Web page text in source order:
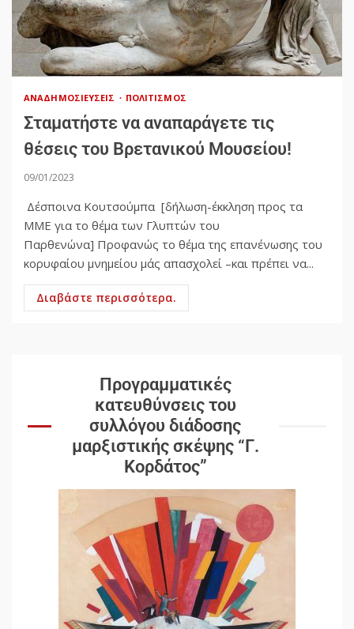
ΑΝΑΔΗΜΟΣΙΕΎΣΕΙΣ ΠΟΛΙΤΙΣΜΌΣ
Σταματήστε να αναπαράγετε τις
θέσεις του Βρετανικού Μουσείου!
09/01/2023
Δέσποινα Κουτσούμπα [δήλωση-έκκληση προς τα
ΜΜΕ για το θέμα των Γλυπτών του
Παρθενώνα] Προφανώς το θέμα της επανένωσης του
κορυφαίου μνημείου μάς απασχολεί –και πρέπει να...
Διαβάστε περισσότερα.
Προγραμματικές
κατευθύνσεις του
συλλόγου διάδοσης
μαρξιστικής σκέψης “Γ.
Κορδάτος”